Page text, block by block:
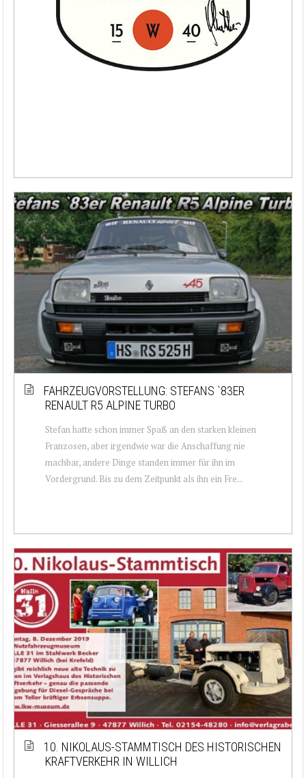
FAHRZEUGVORSTELLUNG: STEFANS `83ER
RENAULT R5 ALPINE TURBO
Stefan hatte schon immer Spaß an den starken kleinen
Franzosen, aber irgendwie war die Anschaffung nie
machbar, andere Dinge standen immer für ihn im
Vordergrund. Bis zu dem Zeitpunkt als ihn ein Fre...
10. NIKOLAUS-STAMMTISCH DES HISTORISCHEN
KRAFTVERKEHR IN WILLICH